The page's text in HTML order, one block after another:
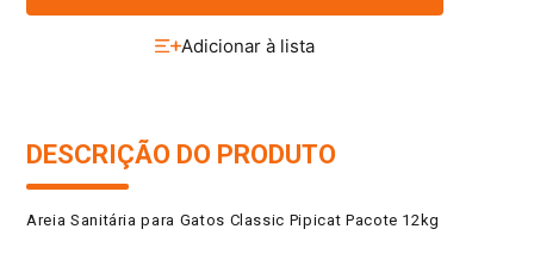
DESCRIÇÃO DO PRODUTO
Areia Sanitária para Gatos Classic Pipicat Pacote 12kg